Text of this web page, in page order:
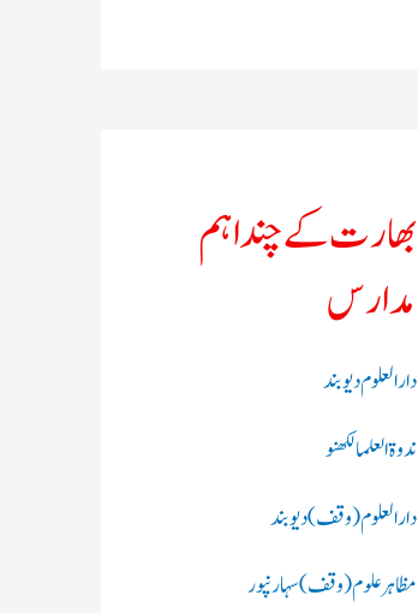
بھارت کے چند اہم
مدارس
دارالعلوم دیوبند
ندوۃالعلما لکھنو
دارالعلوم (وقف)دیوبند
مظاہرعلوم (وقف)سہارنپور